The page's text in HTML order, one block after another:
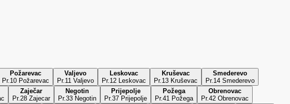
Požarevac
Pr.10 Požarevac
Valjevo
Pr.11 Valjevo
Leskovac
Pr.12 Leskovac
Kruševac
Pr.13 Kruševac
Smederevo
Pr.14 Smederevo
Zaječar
Pr.28 Zajecar
Negotin
Pr.33 Negotin
Prijepolje
Pr.37 Prijepolje
Požega
Pr.41 Požega
Obrenovac
Pr.42 Obrenovac